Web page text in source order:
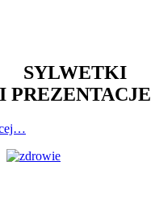
SYLWETKI
I PREZENTACJE